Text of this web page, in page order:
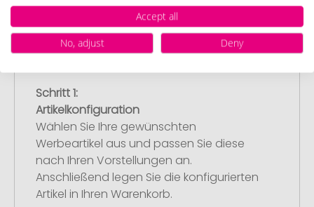
Schritt 1:
Artikelkonfiguration
Wählen Sie Ihre gewünschten
Werbeartikel aus und passen Sie diese
nach Ihren Vorstellungen an.
Anschließend legen Sie die konfigurierten
Artikel in Ihren Warenkorb.
Accept all
No, adjust
Deny